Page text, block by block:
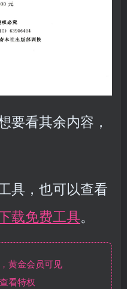
要看其余内容，
具，也可以查看
载免费工具。
黄金会员可见
看特权